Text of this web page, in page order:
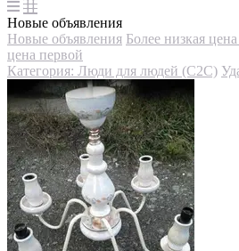
Новые объявления
Новые объявления Более низкая
цена первой
Категория: Люди для людей (С2С)